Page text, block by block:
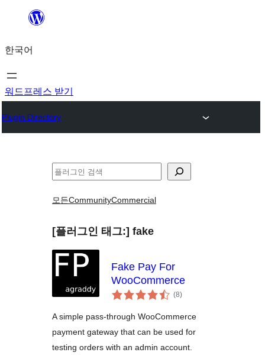
츠
로
바
가
한국어
워드프레스 받기
Plugin Directory
검
모든CommunityCommercial
[플러그인 태그:] fake
Fake Pay For
WooCommerce
(8전
체)
A simple pass-through WooCommerce
payment gateway that can be used for
testing orders with an admin account.